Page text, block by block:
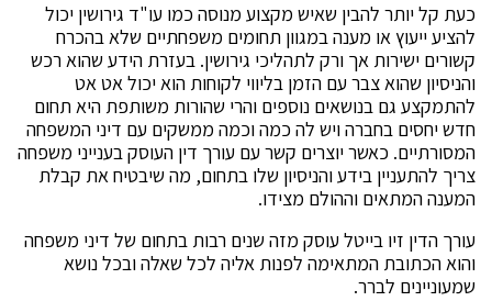
כעת קל יותר להבין שאיש מקצוע מנוסה כמו עו"ד גירושין יכול
להציע ייעוץ או מענה במגוון תחומים משפחתיים שלא בהכרח
קשורים ישירות אך ורק לתהליכי גירושין. בעזרת הידע שהוא רכש
והניסיון שהוא צבר עם הזמן בליווי לקוחות הוא יכול אט אט
להתמקצע גם בנושאים נוספים והרי שהורות משותפת היא תחום
חדש יחסים בחברה ויש לה כמה וכמה ממשקים עם דיני המשפחה
המסורתיים. כאשר יוצרים קשר עם עורך דין העוסק בענייני משפחה
צריך להתעניין בידע והניסיון שלו בתחום, מה שיבטיח את קבלת
המענה המתאים וההולם מצידו.
עורך הדין זיו בייטל עוסק מזה שנים רבות בתחום של דיני משפחה
והוא הכתובת המתאימה לפנות אליה לכל שאלה ובכל נושא
שמעוניינים לברר.